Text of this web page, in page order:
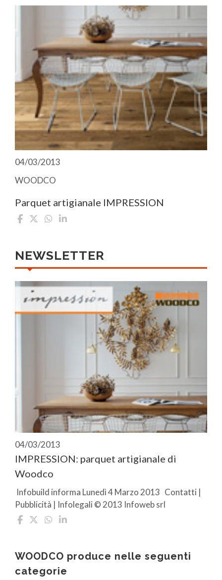
04/03/2013
WOODCO
Parquet artigianale IMPRESSION
NEWSLETTER
04/03/2013
IMPRESSION: parquet artigianale di
Woodco
Infobuild informa Lunedì 4 Marzo 2013 Contatti |
Pubblicità | Infolegali © 2013 Infoweb srl
WOODCO produce nelle seguenti
categorie